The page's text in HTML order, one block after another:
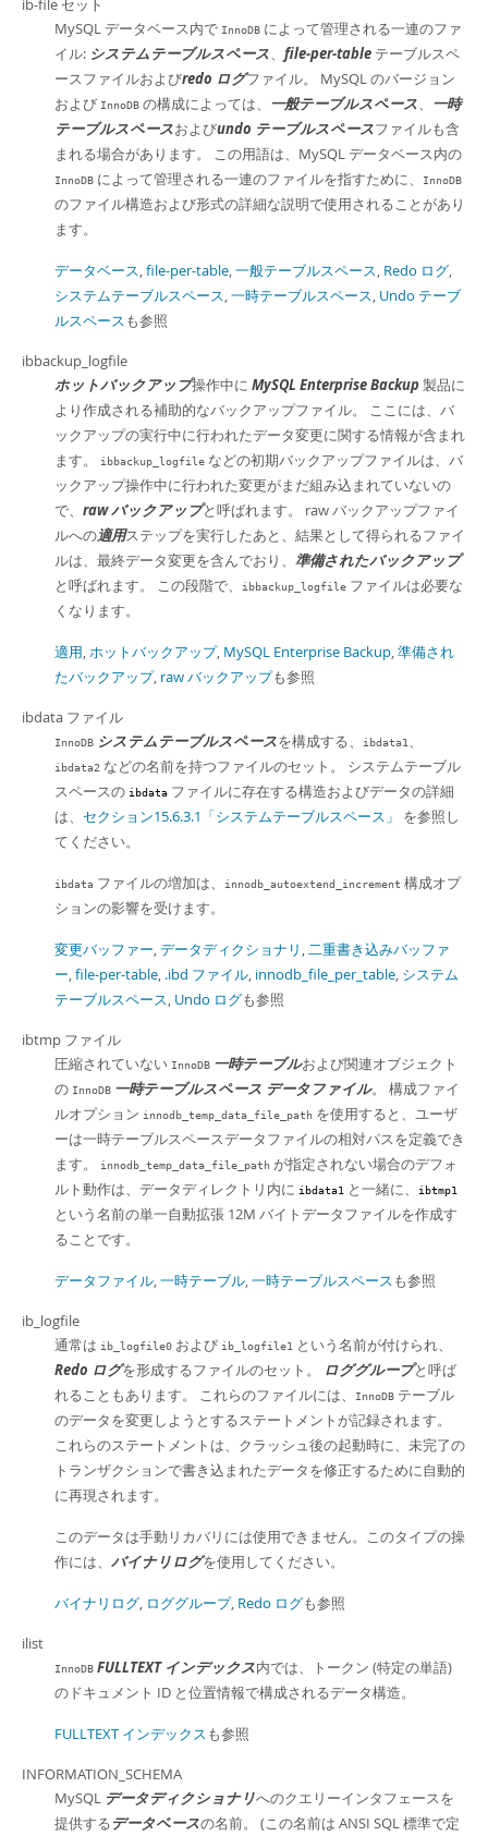
ib-file セット
MySQL データベース内で InnoDB によって管理される一連のファ
イル: システムテーブルスペース、 file-per-table テーブルスペ
ースファイルおよびredo ログファイル。 MySQL のバージョン
および InnoDB の構成によっては、 一般テーブルスペース、
一時
テーブルスペースおよびundo テーブルスペースファイルも含
まれる場合があります。 この用語は、MySQL データベース内の
InnoDB によって管理される一連のファイルを指すために、 InnoDB
のファイル構造および形式の詳細な説明で使用されることがあり
ます。
データベース,file-per-table,一般テーブルスペース, Redo ログ,
システムテーブルスペース,一時テーブルスペース, Undo テーブ
ルスペースも参照
ibbackup_logfile
ホットバックアップ操作中に MySQL Enterprise Backup 製品に
より作成される補助的なバックアップファイル。 ここには、バ
ックアップの実行中に行われたデータ変更に関する情報が含まれ
ます。
ibbackup_logfile などの初期バックアップファイルは、バ
ックアップ操作中に行われた変更がまだ組み込まれていないの
で、 raw バックアップと呼ばれます。 raw バックアップファイ
ルへの適用ステップを実行したあと、結果として得られるファイ
ルは、最終データ変更を含んでおり、 準備されたバックアップ
と呼ばれます。 この段階で、
ibbackup_logfile ファイルは必要な
くなります。
適用,ホットバックアップ, MySQL Enterprise Backup,準備され
たバックアップ, raw バックアップも参照
ibdata ファイル
InnoDB システムテーブルスペースを構成する、 ibdata1 、
ibdata2 などの名前を持つファイルのセット。 システムテーブル
スペースの ibdata ファイルに存在する構造およびデータの詳細
は、 セクション15.6.3.1「システムテーブルスペース」
を参照し
てください。
ibdata ファイルの増加は、 innodb_autoextend_increment 構成オプ
ションの影響を受けます。
変更バッファー,データディクショナリ ,二重書き込みバッファ
ー,file-per-table, .ibd ファイル, innodb_file_per_table, システム
テーブルスペース, Undo ログも参照
ibtmp ファイル
圧縮されていない InnoDB 一時テーブルおよび関連オブジェクト
の InnoDB 一時テーブルスペース データファイル。 構成ファイ
ルオプション innodb_temp_data_file_path を使用すると、ユーザ
ーは一時テーブルスペースデータファイルの相対パスを定義でき
ます。
innodb_temp_data_file_path が指定されない場合のデフォ
ルト動作は、データディレクトリ内に ibdata1 と一緒に、 ibtmp1
という名前の単一自動拡張 12M バイトデータファイルを作成す
ることです。
データファイル,一時テーブル,一時テーブルスペースも参照
ib_logfile
通常は ib_logfile0 および ib_logfile1 という名前が付けられ、
Redo ログを形成するファイルのセット。 ロググループと呼ば
れることもあります。 これらのファイルには、
InnoDB テーブル
のデータを変更しようとするステートメントが記録されます。
これらのステートメントは、クラッシュ後の起動時に、未完了の
トランザクションで書き込まれたデータを修正するために自動的
に再現されます。
このデータは手動リカバリには使用できません。このタイプの操
作には、 バイナリログを使用してください。
バイナリログ, ロググループ, Redo ログも参照
ilist
InnoDB FULLTEXT インデックス内では、トークン (特定の単語)
のドキュメント ID と位置情報で構成されるデータ構造。
FULLTEXT インデックスも参照
INFORMATION_SCHEMA
MySQL データディクショナリへのクエリーインタフェースを
提供するデータベースの名前。 (この名前は ANSI SQL 標準で定